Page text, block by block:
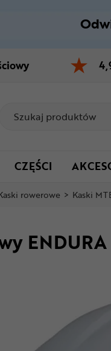
CZĘŚCI
rowerowe > Kaski